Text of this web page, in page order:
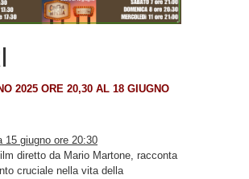
2025 ORE 20,30 AL 18 GIUGNO
15 giugno ore 20:30
diretto da Mario Martone, racconta
cruciale nella vita della